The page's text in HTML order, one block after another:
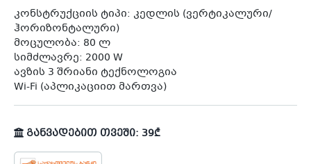
კონსტრუქციის ტიპი: კედლის (ვერტიკალური/
ჰორიზონტალური)
მოცულობა: 80 ლ
სიმძლავრე: 2000 W
ავზის 3 შრიანი ტექნოლოგია
Wi-Fi (აპლიკაციით მართვა)
განვადებით თვეში: 39₾